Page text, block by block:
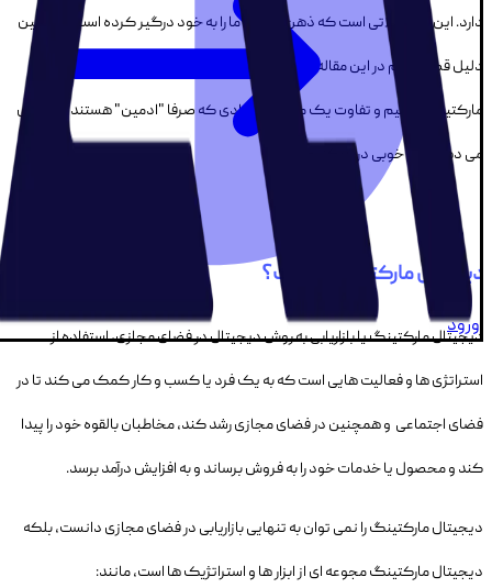
ورود
دارد. این ها سوالاتی است که ذهن همه ی ما را به خود درگیر کرده است. به همین
دلیل قصد داریم در این مقاله با هم به تعریف مشخصی از یک مشاور دیجیتال
مارکتینگ برسیم و تفاوت یک مشاور با افرادی که صرفا "ادمین" هستند یا آموزش
می دهند را به خوبی درک کنیم.
دیجیتال مارکتینگ چیست؟
دیجیتال مارکتینگ یا بازاریابی به روش دیجیتال در فضای مجازی، استفاده از
استراتژی ها و فعالیت هایی است که به یک فرد یا کسب و کار کمک می کند تا در
فضای اجتماعی و همچنین در فضای مجازی رشد کند، مخاطبان بالقوه خود را پیدا
کند و محصول یا خدمات خود را به فروش برساند و به افزایش درآمد برسد.
دیجیتال مارکتینگ را نمی توان به تنهایی بازاریابی در فضای مجازی دانست، بلکه
دیجیتال مارکتینگ مجوعه ای از ابزار ها و استراتژیک ها است، مانند: